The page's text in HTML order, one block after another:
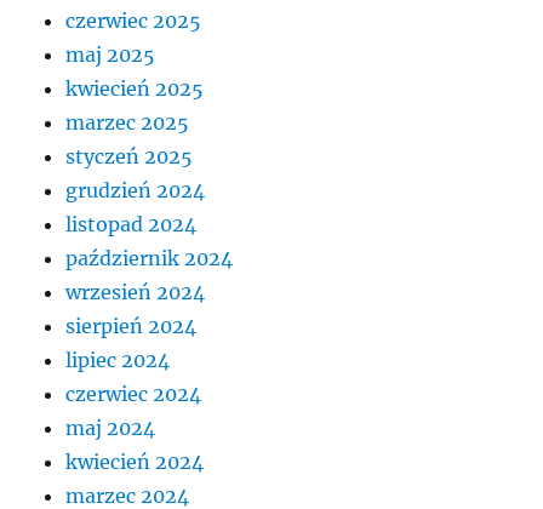
czerwiec 2025
maj 2025
kwiecień 2025
marzec 2025
styczeń 2025
grudzień 2024
listopad 2024
październik 2024
wrzesień 2024
sierpień 2024
lipiec 2024
czerwiec 2024
maj 2024
kwiecień 2024
marzec 2024